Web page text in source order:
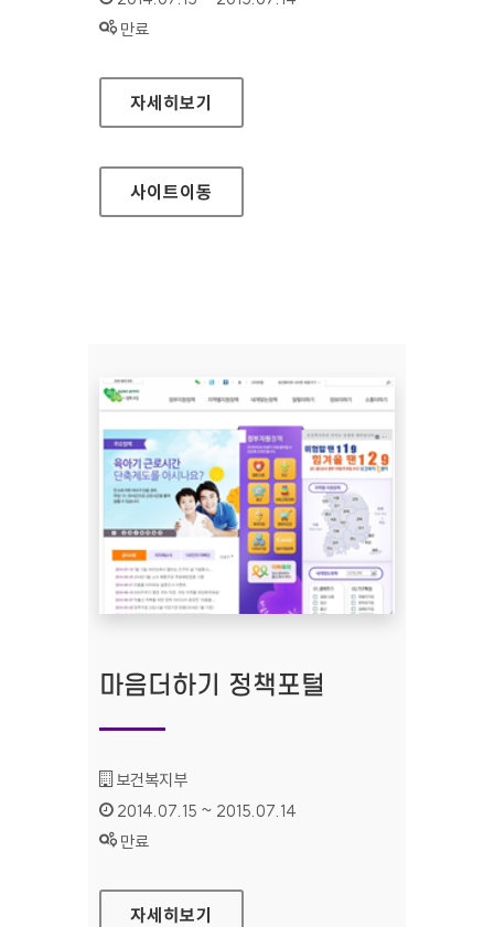
상태 :
만료
신한카드 개인
자세히보기
사이트이동
마음더하기 정책포털
기관명 :
보건복지부
인증기간 :
2014.07.15 ~ 2015.07.14
상태 :
만료
마음더하기 정책포털
자세히보기